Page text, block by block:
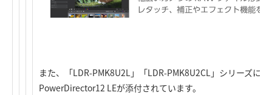
また、「LDR-PMK8U2L」「LDR-PMK8U2CL」シリーズに
PowerDirector12 LEが添付されています。